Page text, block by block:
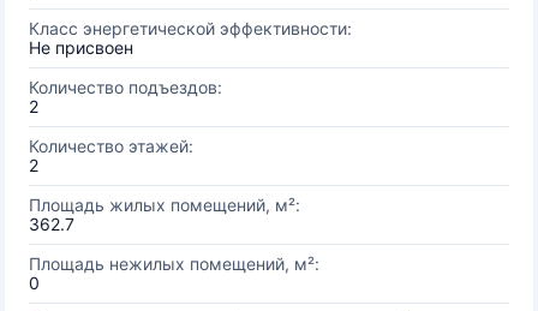
Класс энергетической эффективности:
Не присвоен
Количество подъездов:
2
Количество этажей:
2
Площадь жилых помещений, м²:
362.7
Площадь нежилых помещений, м²:
0